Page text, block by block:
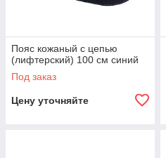
Пояс кожаный с цепью
(лифтерский) 100 см синий
Под заказ
Цену уточняйте